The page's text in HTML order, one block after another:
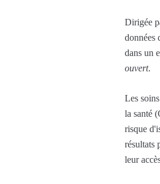
Dirigée
données
dans un
ouvert.
Les
la santé
risque
résultats
leur